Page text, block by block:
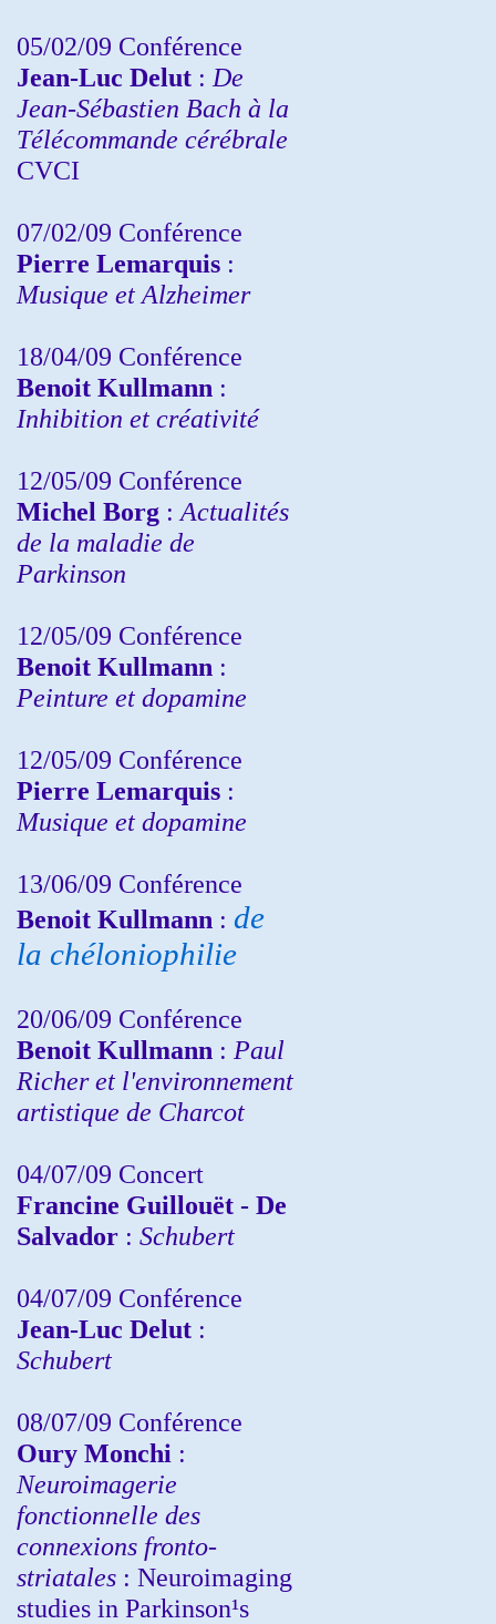
05/02/09 Conférence
Jean-Luc Delut : De
Jean-Sébastien Bach à la
Télécommande cérébrale
CVCI
07/02/09 Conférence
Pierre Lemarquis :
Musique et Alzheimer
18/04/09 Conférence
Benoit Kullmann :
Inhibition et créativité
12/05/09 Conférence
Michel Borg : Actualités
de la maladie de
Parkinson
12/05/09 Conférence
Benoit Kullmann :
Peinture et dopamine
12/05/09 Conférence
Pierre Lemarquis :
Musique et dopamine
13/06/09 Conférence
Benoit Kullmann : de
la chéloniophilie
20/06/09 Conférence
Benoit Kullmann : Paul
Richer et l'environnement
artistique de Charcot
04/07/09 Concert
Francine Guillouët - De
Salvador : Schubert
04/07/09 Conférence
Jean-Luc Delut :
Schubert
08/07/09 Conférence
Oury Monchi :
Neuroimagerie
fonctionnelle des
connexions fronto-
striatales : Neuroimaging
studies in Parkinson¹s